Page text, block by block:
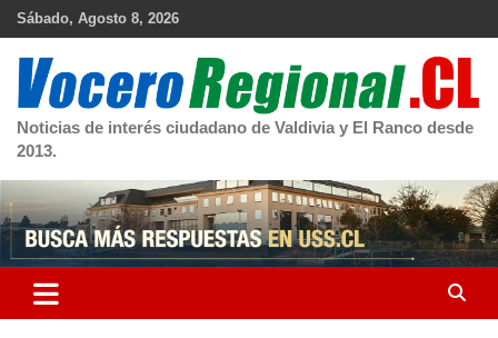
Skip
Sábado, Agosto 8, 2026
Noticias de interés ciudadano de Valdivia y El Ranco desde
2013.